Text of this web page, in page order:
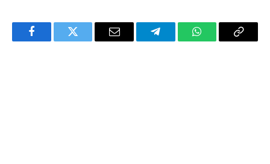
FacebookTwitter Email TelegramWhatsAppCopy